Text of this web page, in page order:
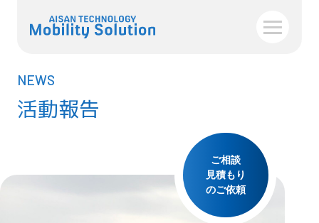
NEWS
活動報告
ご相談
見積もり
のご依頼